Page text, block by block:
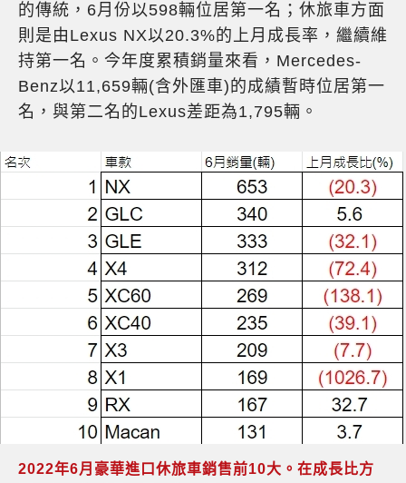
的傳統，6月份以598輛位居第一名；休旅車方面
則是由Lexus NX以20.3%的上月成長率，繼續維
持第一名。今年度累積銷量來看，Mercedes-
Benz以11,659輛(含外匯車)的成績暫時位居第一
名，與第二名的Lexus差距為1,795輛。
2022年6月豪華進口休旅車銷售前10大。在成長比方